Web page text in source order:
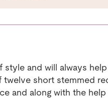
style and will always
short stemmed
and along with the